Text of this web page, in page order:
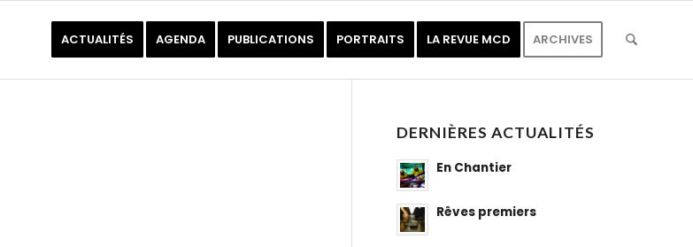
ACTUALITÉS AGENDA PUBLICATIONS PORTRAITS LA REVUE MCD ARCHIVES
DERNIÈRES ACTUALITÉS
En Chantier
Rêves premiers